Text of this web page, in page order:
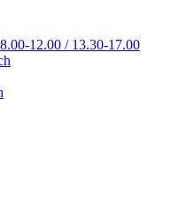
12.00 / 13.30-17.00